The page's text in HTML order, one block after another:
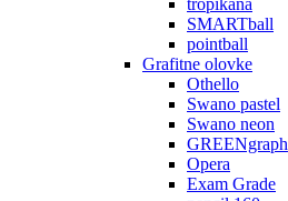
SMARTball
pointball
Grafitne olovke
Othello
Swano pastel
Swano neon
GREENgraph
Opera
Exam Grade